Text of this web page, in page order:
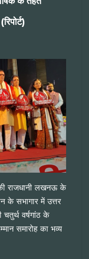
राजधानी लखनऊ के
के सभागार में उत्तर
वर्षगांठ के
समारोह का भव्य